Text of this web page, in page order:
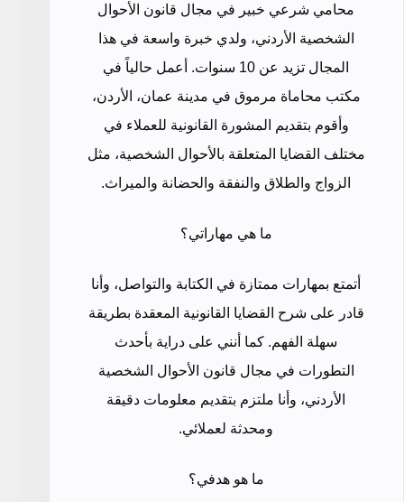
محامي شرعي خبير في مجال قانون الأحوال
الشخصية الأردني، ولدي خبرة واسعة في هذا
المجال تزيد عن 10 سنوات. أعمل حالياً في
مكتب محاماة مرموق في مدينة عمان، الأردن،
وأقوم بتقديم المشورة القانونية للعملاء في
مختلف القضايا المتعلقة بالأحوال الشخصية، مثل
الزواج والطلاق والنفقة والحضانة والميراث.
ما هي مهاراتي؟
أتمتع بمهارات ممتازة في الكتابة والتواصل، وأنا
قادر على شرح القضايا القانونية المعقدة بطريقة
سهلة الفهم. كما أنني على دراية بأحدث
التطورات في مجال قانون الأحوال الشخصية
الأردني، وأنا ملتزم بتقديم معلومات دقيقة
ومحدثة لعملائي.
ما هو هدفي؟